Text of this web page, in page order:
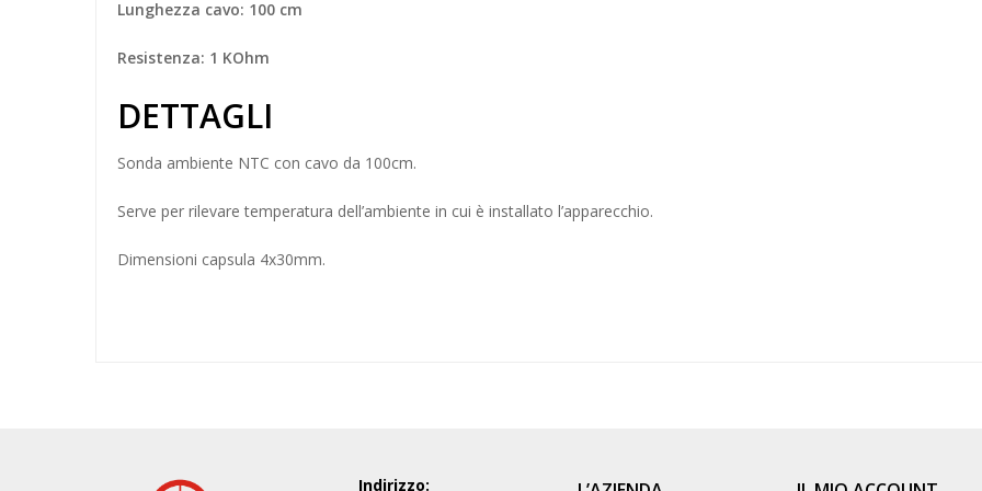
Lunghezza cavo: 100 cm
Resistenza: 1 KOhm
DETTAGLI
Sonda ambiente NTC con cavo da 100cm.
Serve per rilevare temperatura dell’ambiente in cui è installato l’apparecchio.
Dimensioni capsula 4x30mm.
Indirizzo: